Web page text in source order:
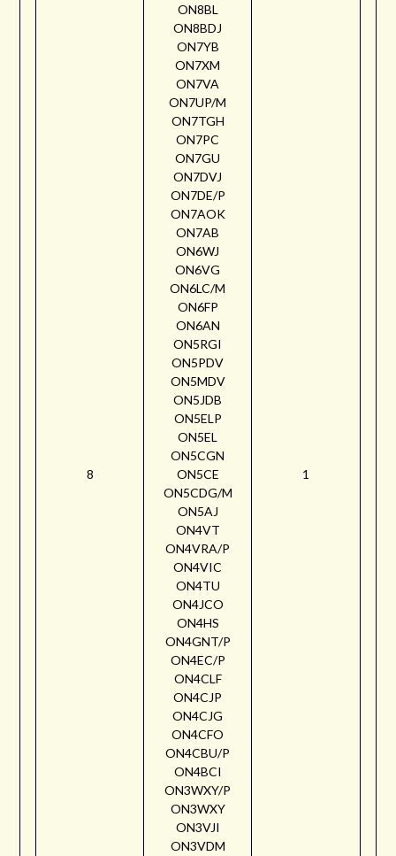
8
ON8BL
ON8BDJ
ON7YB
ON7XM
ON7VA
ON7UP/M
ON7TGH
ON7PC
ON7GU
ON7DVJ
ON7DE/P
ON7AOK
ON7AB
ON6WJ
ON6VG
ON6LC/M
ON6FP
ON6AN
ON5RGI
ON5PDV
ON5MDV
ON5JDB
ON5ELP
ON5EL
ON5CGN
ON5CE
ON5CDG/M
ON5AJ
ON4VT
ON4VRA/P
ON4VIC
ON4TU
ON4JCO
ON4HS
ON4GNT/P
ON4EC/P
ON4CLF
ON4CJP
ON4CJG
ON4CFO
ON4CBU/P
ON4BCI
ON3WXY/P
ON3WXY
ON3VJI
ON3VDM
1